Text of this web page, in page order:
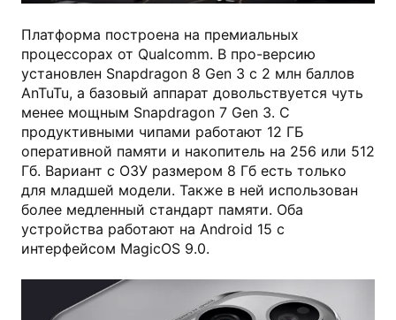
Платформа построена на премиальных
процессорах от Qualcomm. В про-версию
установлен Snapdragon 8 Gen 3 с 2 млн баллов
AnTuTu, а базовый аппарат довольствуется чуть
менее мощным Snapdragon 7 Gen 3. С
продуктивными чипами работают 12 ГБ
оперативной памяти и накопитель на 256 или 512
Гб. Вариант с ОЗУ размером 8 Гб есть только
для младшей модели. Также в ней использован
более медленный стандарт памяти. Оба
устройства работают на Android 15 с
интерфейсом MagicOS 9.0.